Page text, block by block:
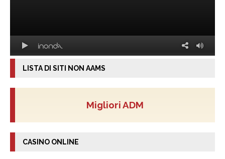
LISTA DI SITI NON AAMS
Migliori ADM
CASINO ONLINE